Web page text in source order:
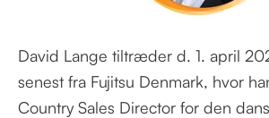
David Lange tiltræder d. 1. april
senest fra Fujitsu Denmark, hvor
Country Sales Director for den